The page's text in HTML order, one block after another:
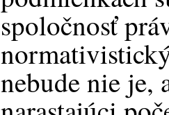
spoločnosť
nebude nie je,